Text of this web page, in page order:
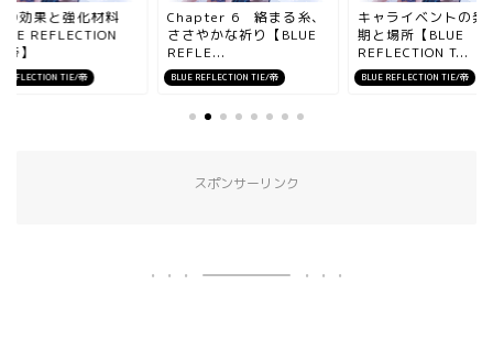
REFLECTION TIE/帝
の効果と強化材料
REFLECTION
】
BLUE REFLECTION TIE/帝
Chapter 6 絡まる糸、
ささやかな祈り【BLUE
REFLE...
BLUE REFLECTION TIE/帝
キャライベントの発
期と場所【BLUE
REFLECTION T...
スポンサーリンク